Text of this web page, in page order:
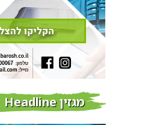
מגזין Headline